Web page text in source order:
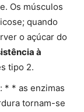
Os músculos
quando
o açúcar do
à
tipo 2.
* * as enzimas
tornam-se